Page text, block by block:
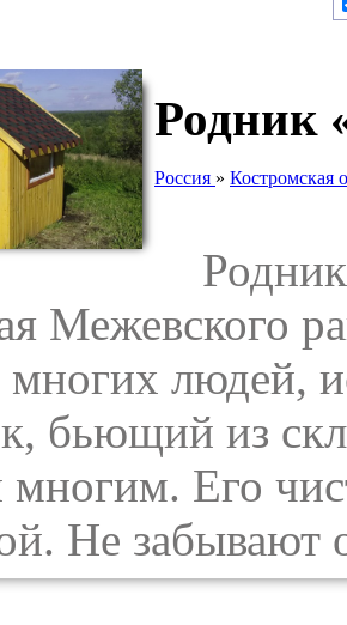
Родник
Россия » Костромская
Родник
Межевского
людей,
бьющий из
многим. Его
Не забывают